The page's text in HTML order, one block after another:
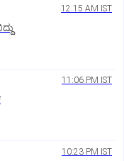
12:15 AM IST
11:06 PM IST
10:23 PM IST